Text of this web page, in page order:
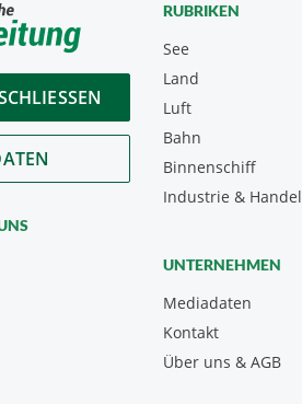
RUBRIKEN
See
Land
Luft
Bahn
Binnenschiff
Industrie & Handel
UNTERNEHMEN
Mediadaten
Kontakt
Über uns & AGB